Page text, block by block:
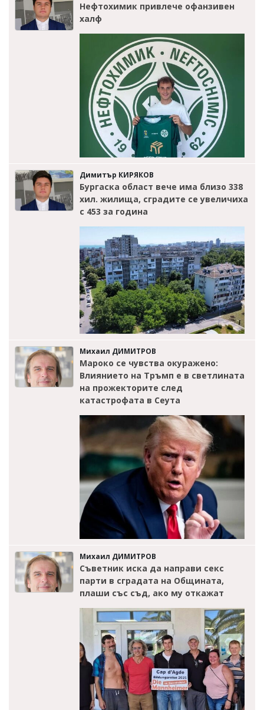
Нефтохимик привлече офанзивен
халф
Димитър КИРЯКОВ
Бургаска област вече има близо 338
хил. жилища, сградите се увеличиха
с 453 за година
Михаил ДИМИТРОВ
Мароко се чувства окуражено:
Влиянието на Тръмп е в светлината
на прожекторите след
катастрофата в Сеута
Михаил ДИМИТРОВ
Съветник иска да направи секс
парти в сградата на Общината,
плаши със съд, ако му откажат